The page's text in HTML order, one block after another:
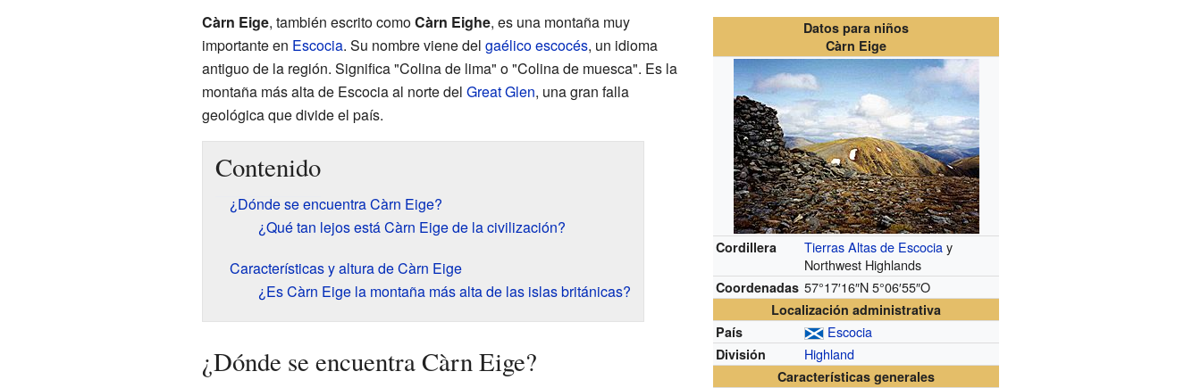
Datos para niños
Càrn Eige
Cordillera Tierras Altas de Escociay
Northwest Highlands
Coordenadas 57°17′16″N 5°06′55″O
Localización administrativa
País
Escocia
División Highland
Características generales
Càrn Eige, también escrito comoCàrn Eighe, es una montaña muy
importante en Escocia. Su nombre viene del gaélico escocés, un idioma
antiguo de la región. Significa "Colina de lima" o "Colina de muesca". Es la
montaña más alta de Escocia al norte del Great Glen, una gran falla
geológica que divide el país.
Contenido
¿Dónde se encuentra Càrn Eige?
¿Qué tan lejos está Càrn Eige de la civilización?
Características y altura de Càrn Eige
¿Es Càrn Eige la montaña más alta de las islas británicas?
¿Dónde se encuentra Càrn Eige?